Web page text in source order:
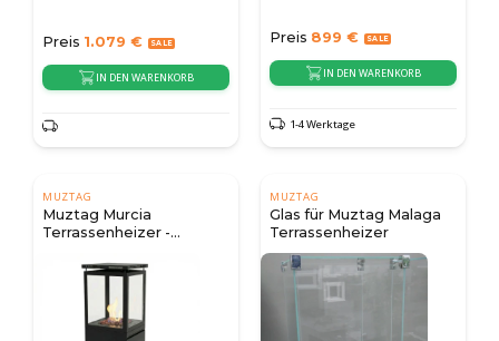
Preis 1.079 €
IN DEN WARENKORB
Preis 899 €
IN DEN WARENKORB
1-4 Werktage
MUZTAG
Muztag Murcia
Terrassenheizer -
MUZTAG
Glas für Muztag Malaga
Terrassenheizer